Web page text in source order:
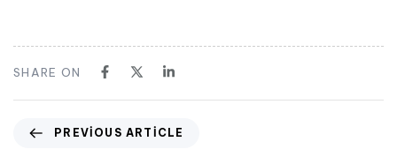
SHARE ON
PREVIOUS ARTICLE